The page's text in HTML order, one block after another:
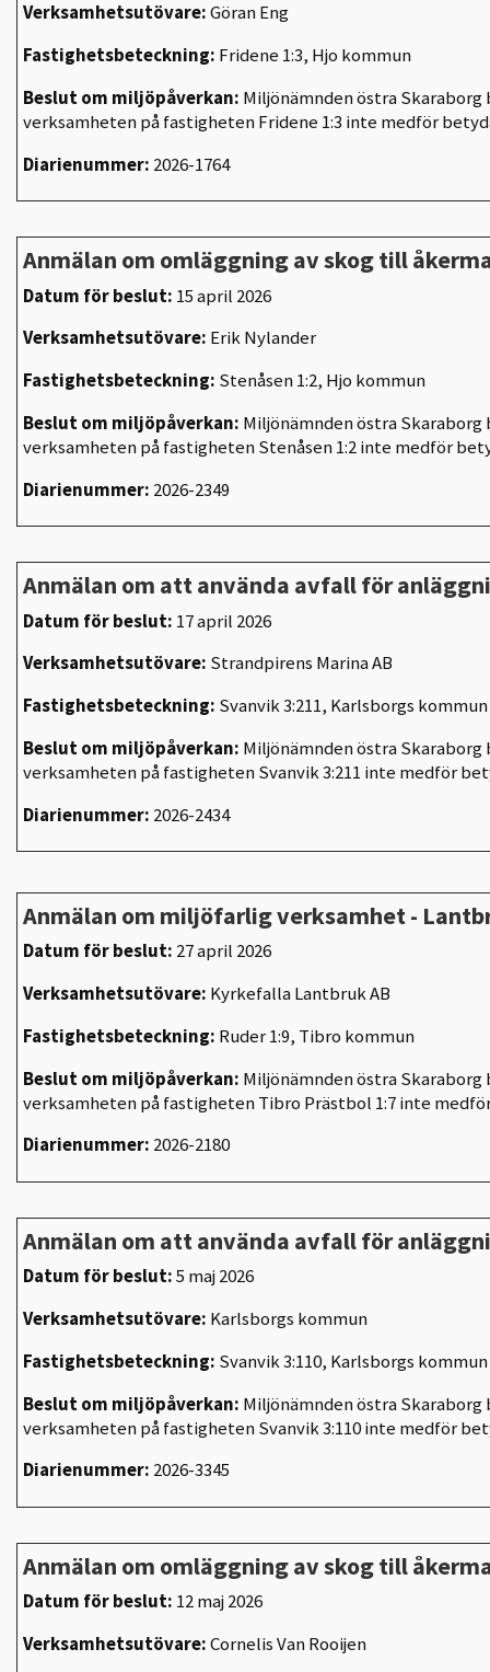
Verksamhetsutövare:Göran Eng
Fastighetsbeteckning: Fridene 1:3, Hjo kommun
Beslut om miljöpåverkan: Miljönämnden östra
verksamheten på fastighetenFridene 1:3 inte medför
Diarienummer: 2026-1764
Anmälan om omläggning av skog till
Datum för beslut: 15 april 2026
Verksamhetsutövare: Erik Nylander
Fastighetsbeteckning: Stenåsen 1:2, Hjo kommun
Beslut om miljöpåverkan: Miljönämnden östra
verksamheten på fastigheten Stenåsen 1:2 inte medför
Diarienummer: 2026-2349
Anmälan om att använda avfall för
Datum för beslut: 17 april 2026
Verksamhetsutövare: Strandpirens Marina AB
Fastighetsbeteckning: Svanvik 3:211, Karlsborgs kommun
Beslut om miljöpåverkan: Miljönämnden östra
verksamheten på fastigheten Svanvik 3:211 inte medför
Diarienummer: 2026-2434
Anmälan om miljöfarlig verksamhet -
Datum för beslut: 27 april 2026
Verksamhetsutövare: Kyrkefalla Lantbruk AB
Fastighetsbeteckning: Ruder 1:9, Tibro kommun
Beslut om miljöpåverkan: Miljönämnden östra
verksamheten på fastigheten Tibro Prästbol 1:7 inte
Diarienummer: 2026-2180
Anmälan om att använda avfall för
Datum för beslut:5 maj 2026
Verksamhetsutövare: Karlsborgs kommun
Fastighetsbeteckning: Svanvik 3:110, Karlsborgs kommun
Beslut om miljöpåverkan: Miljönämnden östra
verksamheten på fastigheten Svanvik 3:110 inte medför
Diarienummer: 2026-3345
Anmälan om omläggning av skog till
Datum för beslut: 12 maj 2026
Verksamhetsutövare:Cornelis Van Rooijen